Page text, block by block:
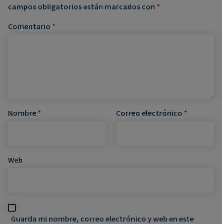
campos obligatorios están marcados con *
Comentario *
Nombre * Correo electrónico *
Web
Guarda mi nombre, correo electrónico y web en este